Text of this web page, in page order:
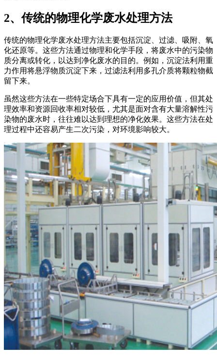
2、传统的物理化学废水处理方法
传统的物理化学废水处理方法主要包括沉淀、过滤、吸附、氧
化还原等。这些方法通过物理和化学手段，将废水中的污染物
质分离或转化，以达到净化废水的目的。例如，沉淀法利用重
力作用将悬浮物质沉淀下来，过滤法利用多孔介质将颗粒物截
留下来。
虽然这些方法在一些特定场合下具有一定的应用价值，但其处
理效率和资源回收率相对较低，尤其是面对含有大量溶解性污
染物的废水时，往往难以达到理想的净化效果。这些方法在处
理过程中还容易产生二次污染，对环境影响较大。